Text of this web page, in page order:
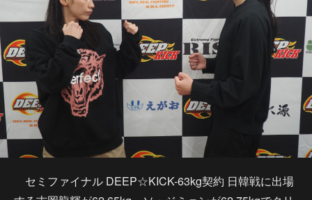
セミファイナル DEEP☆KICK-63kg契約 日韓戦に出場